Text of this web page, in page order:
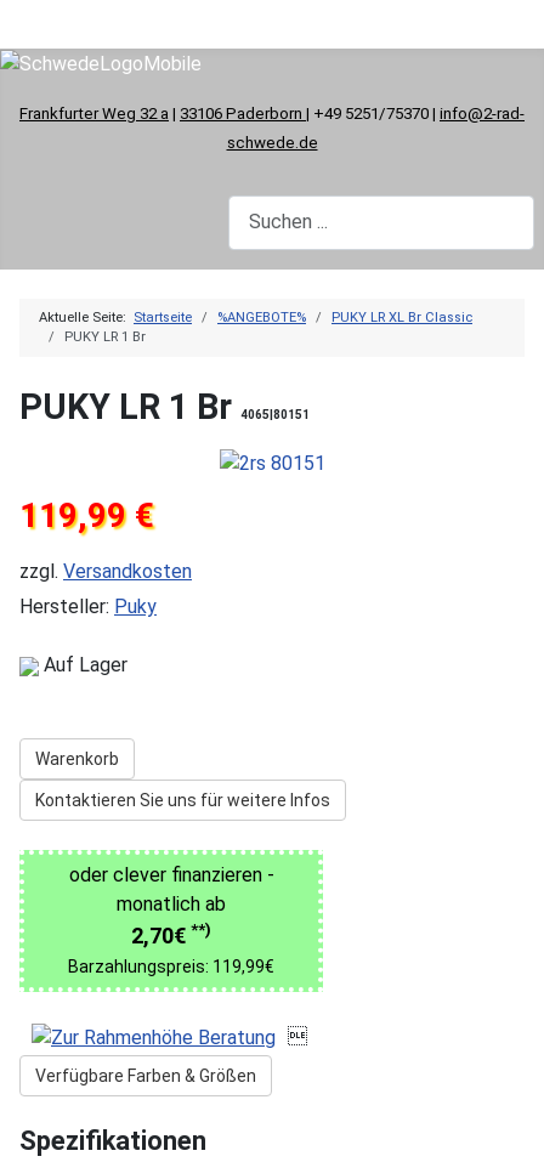
Frankfurter Weg 32 a | 33106 Paderborn | +49 5251/75370 | info@2-rad-
schwede.de
Aktuelle Seite: Startseite %ANGEBOTE%
PUKY LR XL Br Classic
PUKY LR 1 Br
PUKY LR 1 Br 4065|80151
119,99 €
zzgl. Versandkosten
Hersteller: Puky
Auf Lager
Warenkorb
Kontaktieren Sie uns für weitere Infos
oder clever finanzieren -
monatlich ab
2,70€ **)
Barzahlungspreis: 119,99€

Verfügbare Farben & Größen
Spezifikationen